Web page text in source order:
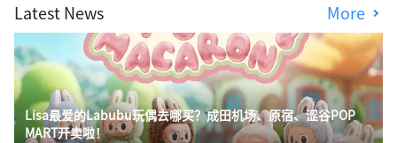
Latest News More
Lisa最爱的Labubu玩偶去哪买？成田机场、原宿、涩谷POP
MART开卖啦！